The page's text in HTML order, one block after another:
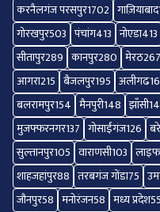
करनैलगंज परसपुर1702 गाज़ियाबाद
गोरखपुर503 पंचांग413 नोएडा413
सीतापुर289 कानपुर280 मेरठ267
आगरा215 बैजलपुर195 अलीगढ
बलरामपुर154 मैनपुरी148 झाँसी
मुजफ्फरनगर137 गोसाईंगंज126
सुल्तानपुर105 वाराणसी103
शाहजहांपुर88 तरबगंज गोंडा75
जौनपुर58 मनोरंजन58 मध्य प्रदेश55